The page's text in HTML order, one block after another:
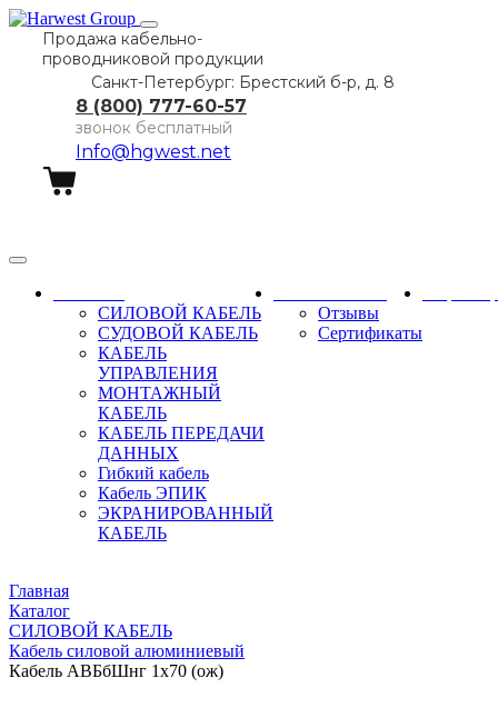
Продажа кабельно-
проводниковой продукции
Санкт-Петербург: Брестский б-р, д. 8
8 (800) 777-60-57
звонок бесплатный
Info@hgwest.net
СИЛОВОЙ КАБЕЛЬ
СУДОВОЙ КАБЕЛЬ
КАБЕЛЬ
УПРАВЛЕНИЯ
МОНТАЖНЫЙ
КАБЕЛЬ
КАБЕЛЬ ПЕРЕДАЧИ
ДАННЫХ
Гибкий кабель
Кабель ЭПИК
ЭКРАНИРОВАННЫЙ
КАБЕЛЬ
Отзывы
Сертификаты
Главная
Каталог
СИЛОВОЙ КАБЕЛЬ
Кабель силовой алюминиевый
Кабель АВБбШнг 1х70 (ож)